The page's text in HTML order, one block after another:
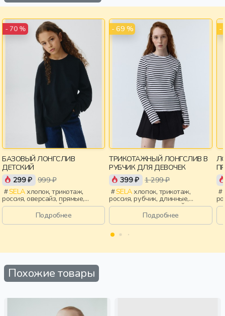
- 70 %
БАЗОВЫЙ ЛОНГСЛИВ
ДЕТСКИЙ
299 ₽ 999 ₽
SELAхлопок, трикотаж,
россия, оверсайз, прямые,
длинные, длинный рукав,
школа, свободные, вырез,
круглый вырез, девочки, дети
Подробнее
- 69 %
ТРИКОТАЖНЫЙ ЛОНГСЛИВ В
РУБЧИК ДЛЯ ДЕВОЧЕК
399 ₽ 1 299 ₽
SELAхлопок, трикотаж,
россия, рубчик, длинные,
прилегающие, длинный рукав,
школа, манжета, вырез, круглый
вырез, девочки, дети
Подробнее
-
Похожие товары